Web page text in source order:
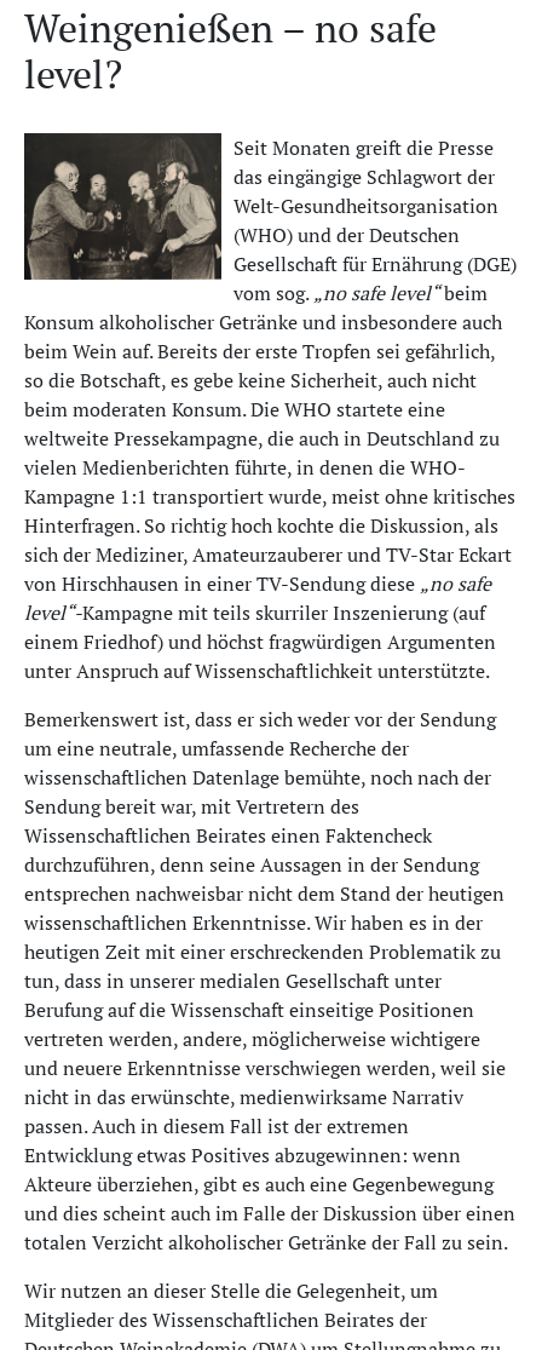
Weingenießen – no safe
level?
Seit Monaten greift die Presse
das eingängige Schlagwort der
Welt-Gesundheitsorganisation
(WHO) und der Deutschen
Gesellschaft für Ernährung (DGE)
vom sog.„no safe level“beim
Konsum alkoholischer Getränke und insbesondere auch
beim Wein auf. Bereits der erste Tropfen sei gefährlich,
so die Botschaft, es gebe keine Sicherheit, auch nicht
beim moderaten Konsum. Die WHO startete eine
weltweite Pressekampagne, die auch in Deutschland zu
vielen Medienberichten führte, in denen die WHO-
Kampagne 1:1 transportiert wurde, meist ohne kritisches
Hinterfragen. So richtig hoch kochte die Diskussion, als
sich der Mediziner, Amateurzauberer und TV-Star Eckart
von Hirschhausen in einer TV-Sendung diese „no safe
level“-Kampagne mit teils skurriler Inszenierung (auf
einem Friedhof) und höchst fragwürdigen Argumenten
unter Anspruch auf Wissenschaftlichkeit unterstützte.
Bemerkenswert ist, dass er sich weder vor der Sendung
um eine neutrale, umfassende Recherche der
wissenschaftlichen Datenlage bemühte, noch nach der
Sendung bereit war, mit Vertretern des
Wissenschaftlichen Beirates einen Faktencheck
durchzuführen, denn seine Aussagen in der Sendung
entsprechen nachweisbar nicht dem Stand der heu­tigen
wissenschaftlichen Erkenntnisse. Wir haben es in der
heutigen Zeit mit einer erschreckenden Pro­blematik zu
tun, dass in unserer medialen Gesellschaft unter
Berufung auf die Wissenschaft einseitige Positionen
vertreten werden, andere, möglicherweise wichtigere
und neuere Erkenntnisse verschwiegen werden, weil sie
nicht in das erwünschte, medienwirksame Narrativ
passen. Auch in diesem Fall ist der extremen
Entwicklung etwas Positives abzugewinnen: wenn
Akteure überziehen, gibt es auch eine Gegenbewegung
und dies scheint auch im Falle der Diskussion über einen
totalen Verzicht alkoholischer Getränke der Fall zu sein.
Wir nutzen an dieser Stelle die Gelegenheit, um
Mitglieder des Wissenschaftlichen Beirates der